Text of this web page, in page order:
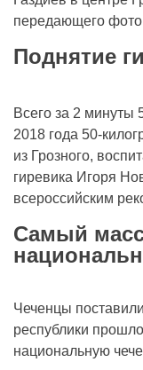
передающего фото
Поднятие
Всего за 2 минуты
2018 года 50-
из Грозного,
гиревика Игоря
всероссийским
Самый
Чеченцы
республики
национальную